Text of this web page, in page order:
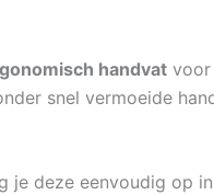
handvat voor
snel vermoeide
je deze eenvoudig op